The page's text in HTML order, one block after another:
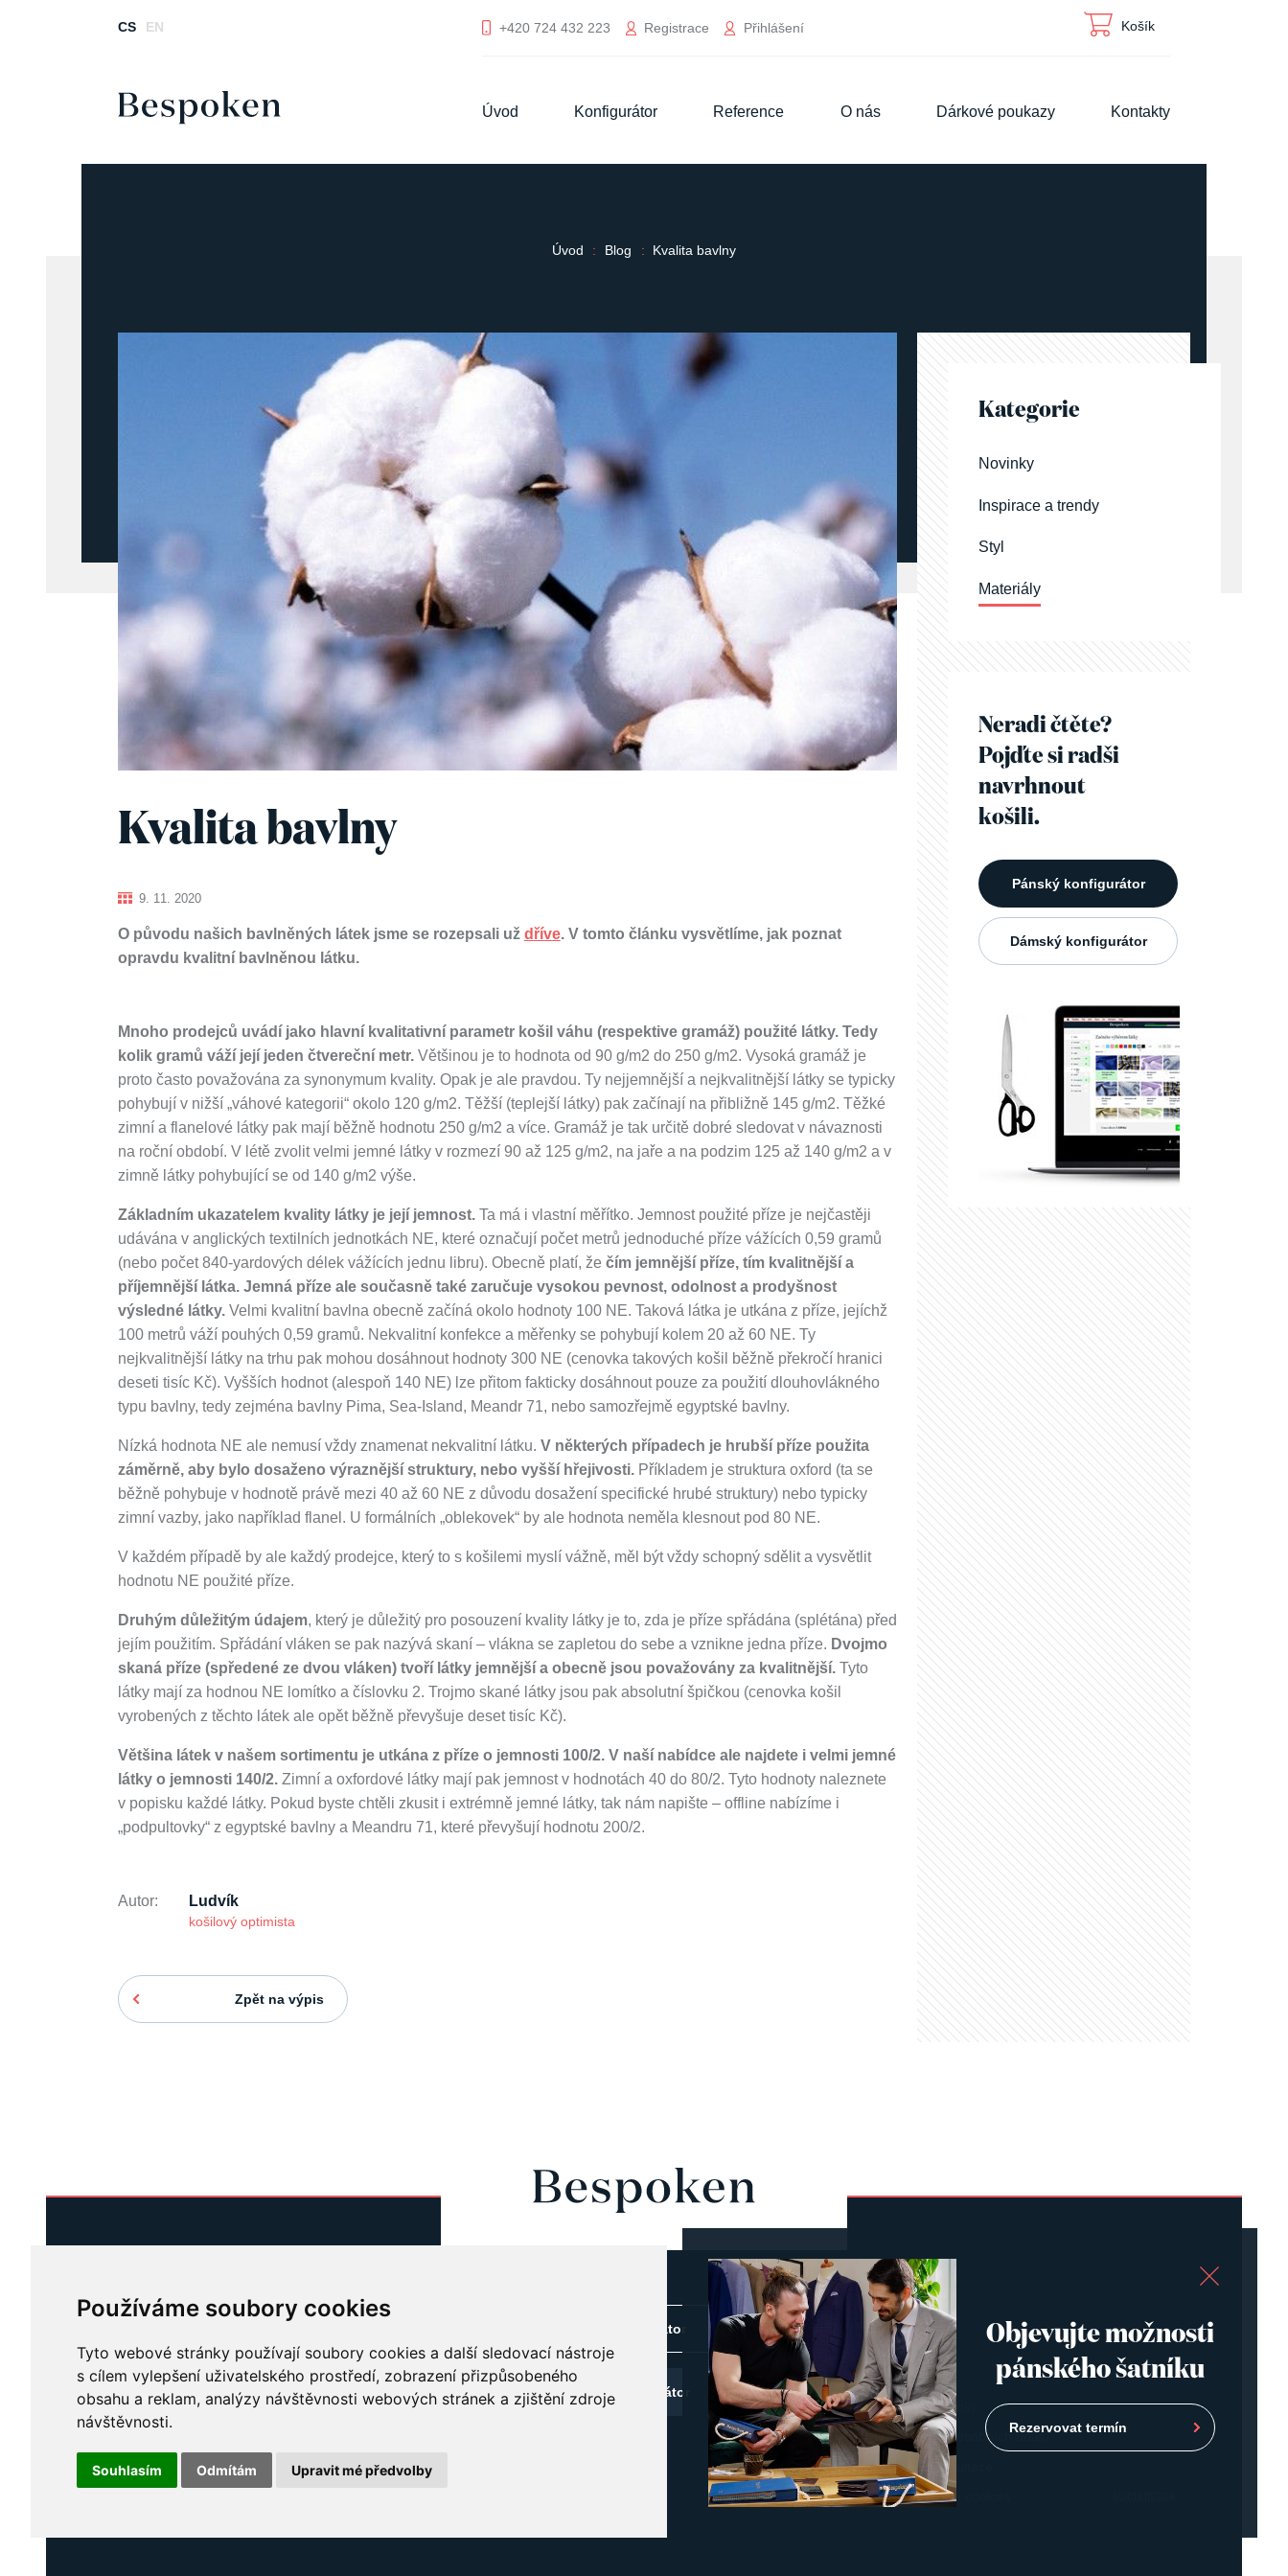
Používáme soubory cookies
Tyto webové stránky používají soubory cookies a další sledovací nástroje
s cílem vylepšení uživatelského prostředí, zobrazení přizpůsobeného
obsahu a reklam, analýzy návštěvnosti webových stránek a zjištění zdroje
návštěvnosti.
Souhlasím Odmítám Upravit mé předvolby
CS EN +420 724 432 223 Registrace Přihlášení Košík
Úvod Konfigurátor Reference O nás Dárkové poukazy Kontakty
Úvod Blog Kvalita bavlny
Kvalita bavlny
9. 11. 2020
O původu našich bavlněných látek jsme se rozepsali už dříve. V tomto článku vysvětlíme, jak poznat
opravdu kvalitní bavlněnou látku.
Mnoho prodejců uvádí jako hlavní kvalitativní parametr košil váhu (respektive gramáž) použité látky. Tedy
kolik gramů váží její jeden čtvereční metr.Většinou je to hodnota od 90 g/m2 do 250 g/m2. Vysoká gramáž je
proto často považována za synonymum kvality. Opak je ale pravdou. Ty nejjemnější a nejkvalitnější látky se typicky
pohybují v nižší „váhové kategorii“ okolo 120 g/m2. Těžší (teplejší látky) pak začínají na přibližně 145 g/m2. Těžké
zimní a flanelové látky pak mají běžně hodnotu 250 g/m2 a více. Gramáž je tak určitě dobré sledovat v návaznosti
na roční období. V létě zvolit velmi jemné látky v rozmezí 90 až 125 g/m2, na jaře a na podzim 125 až 140 g/m2 a v
zimně látky pohybující se od 140 g/m2 výše.
Základním ukazatelem kvality látky je její jemnost.Ta má i vlastní měřítko. Jemnost použité příze je nejčastěji
udávána v anglických textilních jednotkách NE, které označují počet metrů jednoduché příze vážících 0,59 gramů
(nebo počet 840-yardových délek vážících jednu libru). Obecně platí, že čím jemnější příze, tím kvalitnější a
příjemnější látka. Jemná příze ale současně také zaručuje vysokou pevnost, odolnost a prodyšnost
výsledné látky.Velmi kvalitní bavlna obecně začíná okolo hodnoty 100 NE. Taková látka je utkána z příze, jejíchž
100 metrů váží pouhých 0,59 gramů. Nekvalitní konfekce a měřenky se pohybují kolem 20 až 60 NE. Ty
nejkvalitnější látky na trhu pak mohou dosáhnout hodnoty 300 NE (cenovka takových košil běžně překročí hranici
deseti tisíc Kč). Vyšších hodnot (alespoň 140 NE) lze přitom fakticky dosáhnout pouze za použití dlouhovlákného
typu bavlny, tedy zejména bavlny Pima, Sea-Island, Meandr 71, nebo samozřejmě egyptské bavlny.
Nízká hodnota NE ale nemusí vždy znamenat nekvalitní látku. V některých případech je hrubší příze použita
záměrně, aby bylo dosaženo výraznější struktury, nebo vyšší hřejivosti.Příkladem je struktura oxford (ta se
běžně pohybuje v hodnotě právě mezi 40 až 60 NE z důvodu dosažení specifické hrubé struktury) nebo typicky
zimní vazby, jako například flanel. U formálních „oblekovek“ by ale hodnota neměla klesnout pod 80 NE.
V každém případě by ale každý prodejce, který to s košilemi myslí vážně, měl být vždy schopný sdělit a vysvětlit
hodnotu NE použité příze.
Druhým důležitým údajem, který je důležitý pro posouzení kvality látky je to, zda je příze spřádána (splétána) před
jejím použitím. Spřádání vláken se pak nazývá skaní – vlákna se zapletou do sebe a vznikne jedna příze. Dvojmo
skaná příze (spředené ze dvou vláken) tvoří látky jemnější a obecně jsou považovány za kvalitnější.Tyto
látky mají za hodnou NE lomítko a číslovku 2. Trojmo skané látky jsou pak absolutní špičkou (cenovka košil
vyrobených z těchto látek ale opět běžně převyšuje deset tisíc Kč).
Většina látek v našem sortimentu je utkána z příze o jemnosti 100/2. V naší nabídce ale najdete i velmi jemné
látky o jemnosti 140/2.Zimní a oxfordové látky mají pak jemnost v hodnotách 40 do 80/2. Tyto hodnoty naleznete
v popisku každé látky. Pokud byste chtěli zkusit i extrémně jemné látky, tak nám napište – offline nabízíme i
„podpultovky“ z egyptské bavlny a Meandru 71, které převyšují hodnotu 200/2.
Autor: Ludvík
košilový optimista
Zpět na výpis
Kategorie
Novinky
Inspirace a trendy
Styl
Materiály
Neradi čtěte?
Pojďte si radši
navrhnout
košili.
Pánský konfigurátor
Dámský konfigurátor
+420 724 432 223
hello@bespoken.cz
instagram
kompletní kontakt
Pánský konfigurátor
Dámský konfigurátor
O nás
Otázky
Blog
Obchodní podmínky
Zásady ochrany osobních údajů
Individuální konzultace
Upravit nastavení cookies
Objevujte možnosti
pánského šatníku
Rezervovat termín